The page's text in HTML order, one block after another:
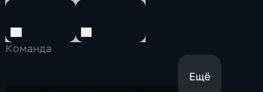
специалисты, недавние выпускники МГИМО.
подходы к вопросам взаимоотношений СССР
с внешним миром. Но их голос
совещательный даже в кабинетах самого
Молодые сотрудники ИАГ – Андрей Муратов,
Команда
Ещё